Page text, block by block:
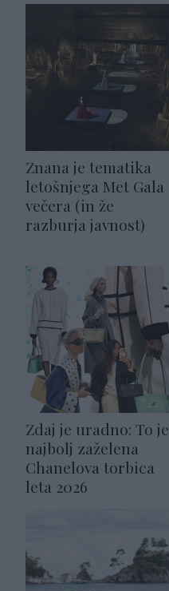
Znana je tematika
letošnjega Met Gala
večera (in že
razburja javnost)
Zdaj je uradno: To je
najbolj zaželena
Chanelova torbica
leta 2026